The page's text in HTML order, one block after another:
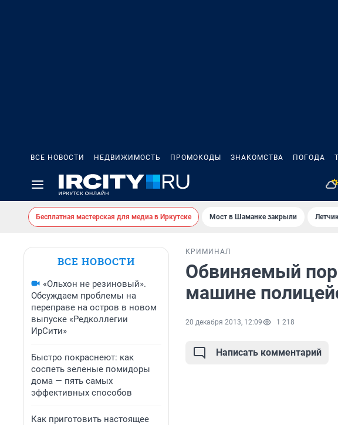
ВСЕ НОВОСТИ НЕДВИЖИМОСТЬ ПРОМОКОДЫ ЗНАКОМСТВА ПОГОДА
Бесплатная мастерская для медиа в Иркутске Мост в Шаманке закрыли
ВСЕ НОВОСТИ
«Ольхон не резиновый».
Обсуждаем проблемы на
переправе на остров в новом
выпуске «Редколлегии
ИрСити»
Быстро покраснеют: как
соспеть зеленые помидоры
дома — пять самых
эффективных способов
Как приготовить настоящее
КРИМИНАЛ
Обвиняемый
машине
20 декабря 2013, 12:09 1 218
Написать комментарий